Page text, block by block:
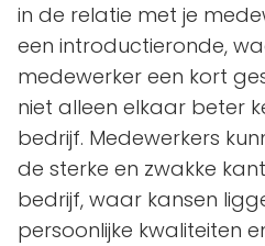
in de relatie met je
een introductieronde,
medewerker een kort
niet alleen elkaar beter
bedrijf. Medewerkers
de sterke en zwakke
bedrijf, waar kansen
persoonlijke kwaliteiten